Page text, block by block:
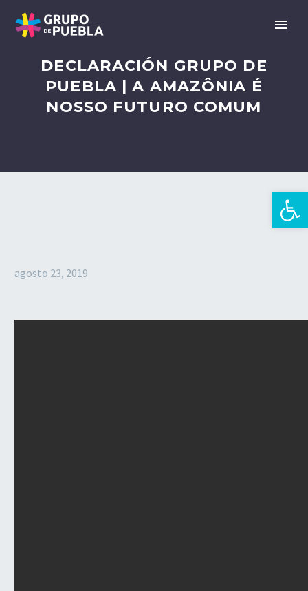
Abrir
DECLARACIÓN GRUPO DE
PUEBLA | A AMAZÔNIA É
NOSSO FUTURO COMUM
agosto 23, 2019